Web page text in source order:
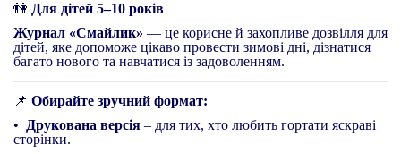
👫 Для дітей 5–10 років
Журнал «Смайлик» — це корисне й захопливе дозвілля для
дітей, яке допоможе цікаво провести зимові дні, дізнатися
багато нового та навчатися із задоволенням.
📌 Обирайте зручний формат:
•
Друкована версія – для тих, хто любить гортати яскраві
сторінки.